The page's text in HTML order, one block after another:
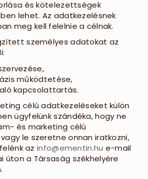
és kötelezettségek
lehet. Az adatkezelésnek
meg kell felelnie a célnak.
személyes adatokat az
működtetése,
kapcsolattartás.
célú adatkezeléseket külön
ügyfelünk szándéka, hogy ne
és marketing célú
le szeretne onnan iratkozni,
azinfo@ementin.hu e-mail
úton a Társaság székhelyére